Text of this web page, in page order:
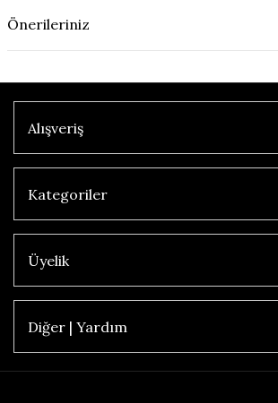
Önerileriniz
Alışveriş
Kategoriler
Üyelik
Diğer | Yardım